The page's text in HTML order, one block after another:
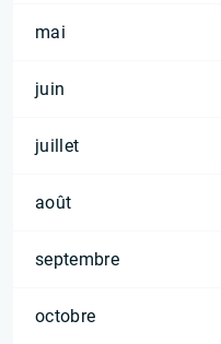
mai
juin
juillet
août
septembre
octobre